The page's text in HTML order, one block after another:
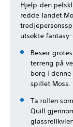
Hjelp den
redde landet
utsøkte
Beseir
terreng på
borg i
spillet Moss.
Ta rollen
Quill